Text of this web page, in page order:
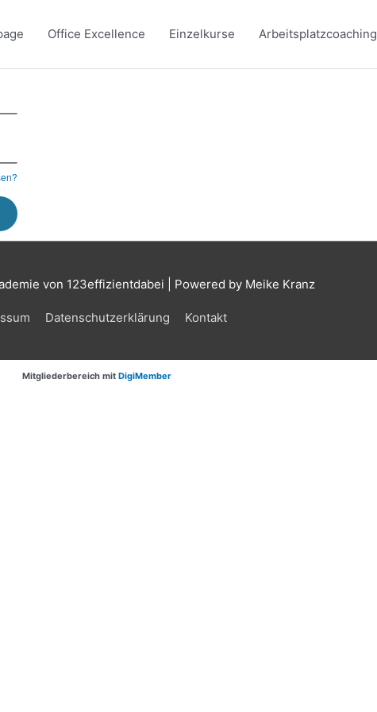
Office Excellence Einzelkurse Arbeitsplatzcoaching
von 123effizientdabei | Powered by Meike Kranz
Datenschutzerklärung Kontakt
Mitgliederbereich mit DigiMember